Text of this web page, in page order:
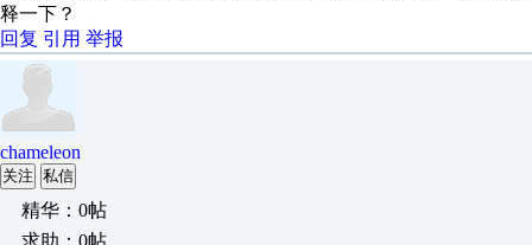
释一下？
回复 引用 举报
chameleon
关注 私信
精华：0帖
求助：0帖